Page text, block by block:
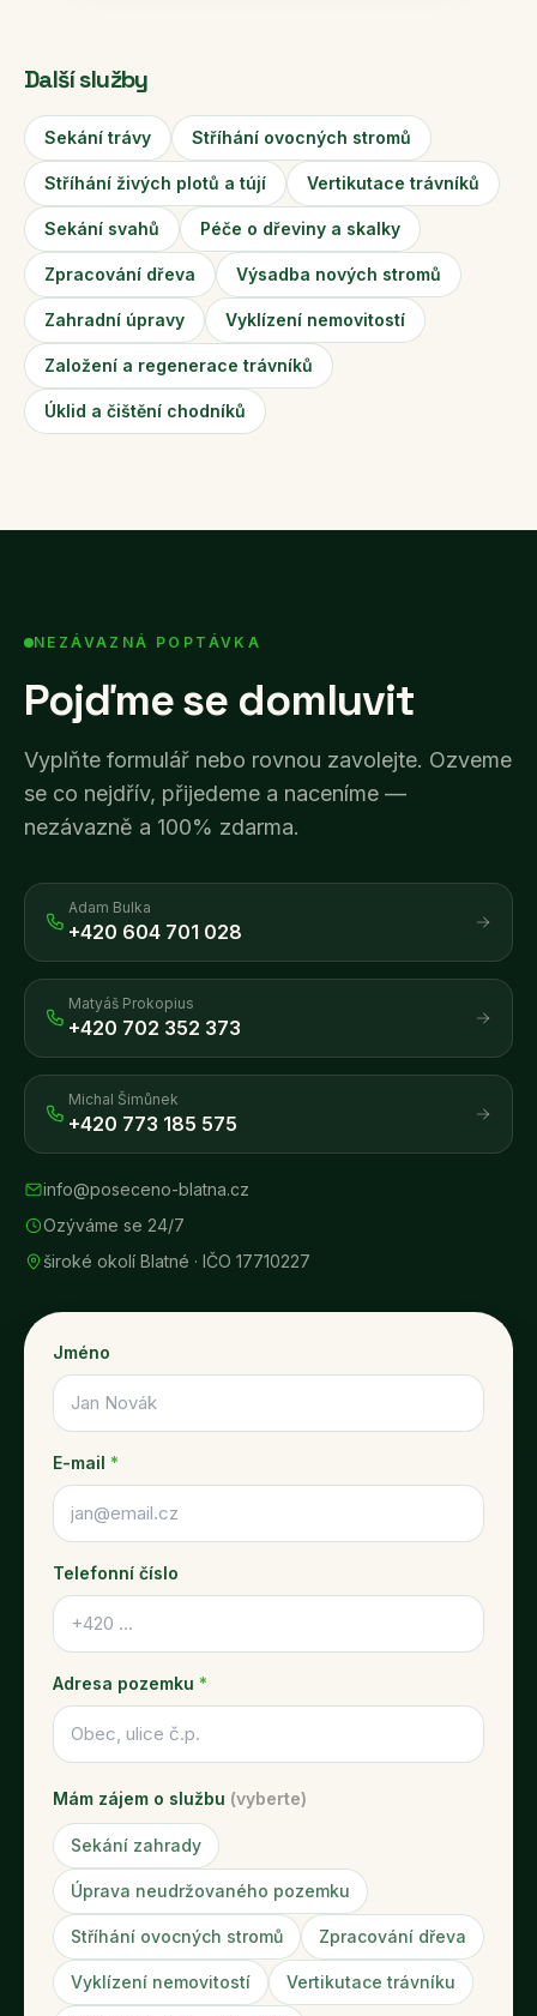
Další služby
Sekání trávy Stříhání ovocných stromů
Stříhání živých plotů a tújí Vertikutace trávníků
Sekání svahů Péče o dřeviny a skalky
Zpracování dřeva Výsadba nových stromů
Zahradní úpravy Vyklízení nemovitostí
Založení a regenerace trávníků
Úklid a čištění chodníků
NEZÁVAZNÁ POPTÁVKA
Pojďme se domluvit
Vyplňte formulář nebo rovnou zavolejte. Ozveme
se co nejdřív, přijedeme a naceníme —
nezávazně a 100% zdarma.
Adam Bulka
+420 604 701 028
Matyáš Prokopius
+420 702 352 373
Michal Šimůnek
+420 773 185 575
info@poseceno-blatna.cz
Ozýváme se 24/7
široké okolí Blatné · IČO 17710227
Jméno
E-mail *
Telefonní číslo
Adresa pozemku *
Mám zájem o službu (vyberte)
Sekání zahrady
Úprava neudržovaného pozemku
Stříhání ovocných stromů Zpracování dřeva
Vyklízení nemovitostí Vertikutace trávníku